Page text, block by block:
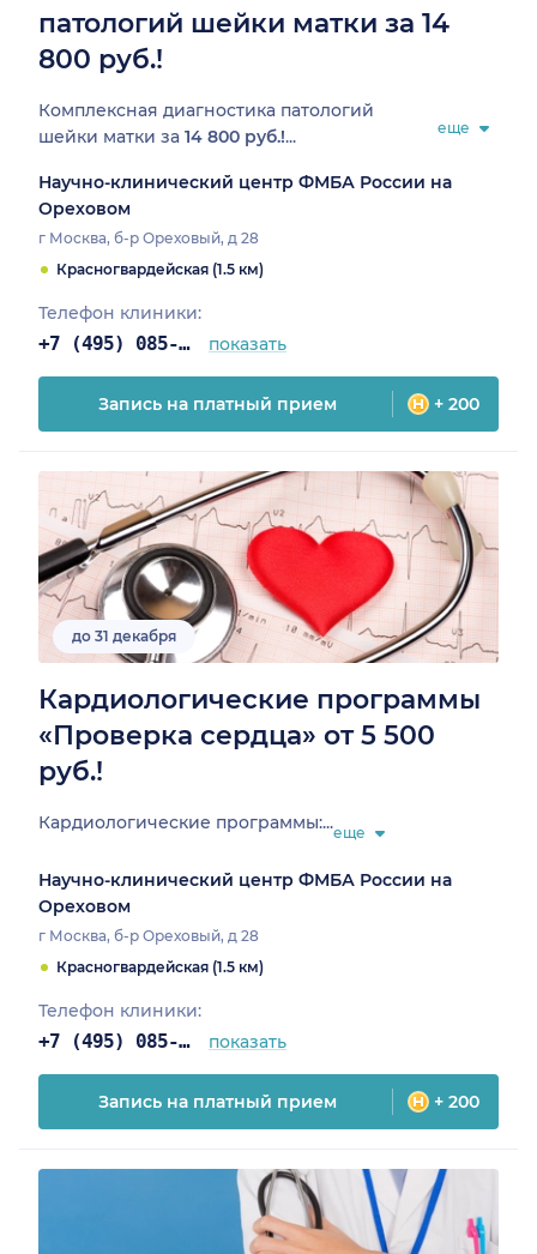
патологий шейки матки за 14
800 руб.!
Комплексная диагностика патологий
шейки матки за 14 800 руб.!... еще
Научно-клинический центр ФМБА России на
Ореховом
г Москва, б-р Ореховый, д 28
Красногвардейская (1.5 км)
Телефон клиники:
+7 (495) 085-25-03 показать
Запись на платный прием + 200
до 31 декабря
Кардиологические программы
«Проверка сердца» от 5 500
руб.!
Кардиологические программы:...еще
Научно-клинический центр ФМБА России на
Ореховом
г Москва, б-р Ореховый, д 28
Красногвардейская (1.5 км)
Телефон клиники:
+7 (495) 085-25-03 показать
Запись на платный прием + 200